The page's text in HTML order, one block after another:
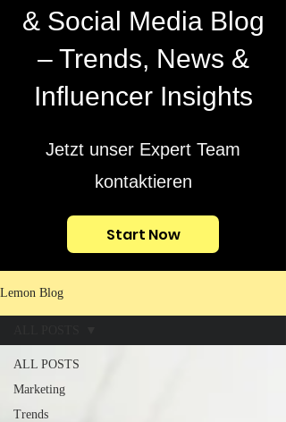
& Social Media Blog
– Trends, News &
Influencer Insights
Jetzt unser Expert Team
kontaktieren
Start Now
Lemon Blog
ALL POSTS
Marketing
Trends